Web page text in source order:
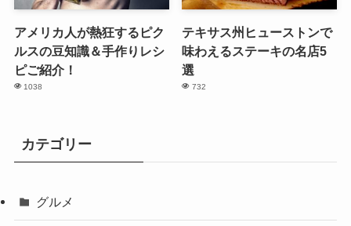
アメリカ人が熱狂するピク
ルスの豆知識＆手作りレシ
ピご紹介！
1038
テキサス州ヒューストンで
味わえるステーキの名店5
選
732
カテゴリー
グルメ